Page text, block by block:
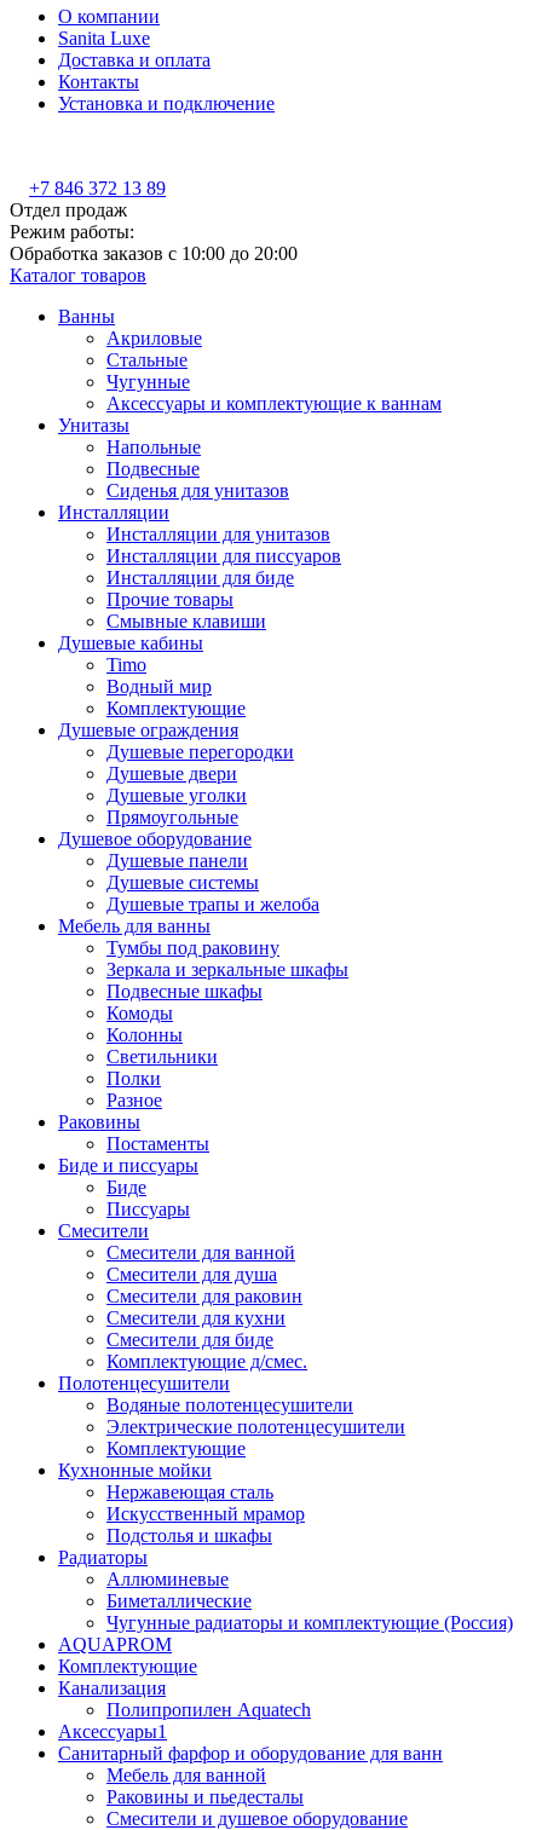
О компании
Sanita Luxe
Доставка и оплата
Контакты
Установка и подключение
+7 846 372 13 89
Отдел продаж
Режим работы:
Обработка заказов с 10:00 до 20:00
Каталог товаров
Ванны
Акриловые
Стальные
Чугунные
Аксессуары и комплектующие к ваннам
Унитазы
Напольные
Подвесные
Сиденья для унитазов
Инсталляции
Инсталляции для унитазов
Инсталляции для писсуаров
Инсталляции для биде
Прочие товары
Смывные клавиши
Душевые кабины
Timo
Водный мир
Комплектующие
Душевые ограждения
Душевые перегородки
Душевые двери
Душевые уголки
Прямоугольные
Душевое оборудование
Душевые панели
Душевые системы
Душевые трапы и желоба
Мебель для ванны
Тумбы под раковину
Зеркала и зеркальные шкафы
Подвесные шкафы
Комоды
Колонны
Светильники
Полки
Разное
Раковины
Постаменты
Биде и писсуары
Биде
Писсуары
Смесители
Смесители для ванной
Смесители для душа
Смесители для раковин
Смесители для кухни
Смесители для биде
Комплектующие д/смес.
Полотенцесушители
Водяные полотенцесушители
Электрические полотенцесушители
Комплектующие
Кухнонные мойки
Нержавеющая сталь
Искусственный мрамор
Подстолья и шкафы
Радиаторы
Аллюминевые
Биметаллические
Чугунные радиаторы и комплектующие (Россия)
AQUAPROM
Комплектующие
Канализация
Полипропилен Aquatech
Аксессуары1
Санитарный фарфор и оборудование для ванн
Мебель для ванной
Раковины и пьедесталы
Смесители и душевое оборудование